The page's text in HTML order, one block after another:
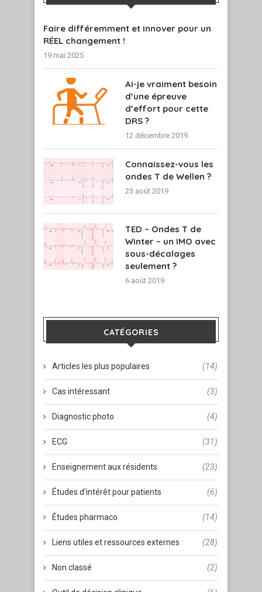
Faire différemment et innover pour un
RÉEL changement !
19 mai 2025
Ai-je vraiment besoin
d’une épreuve
d’effort pour cette
DRS ?
12 décembre 2019
Connaissez-vous les
ondes T de Wellen ?
23 août 2019
TED – Ondes T de
Winter – un IMO avec
sous-décalages
seulement ?
6 août 2019
CATÉGORIES
Articles les plus populaires (14)
Cas intéressant (3)
Diagnostic photo (4)
ECG (31)
Enseignement aux résidents (23)
Études d'intérêt pour patients (6)
Études pharmaco (14)
Liens utiles et ressources externes (28)
Non classé (2)